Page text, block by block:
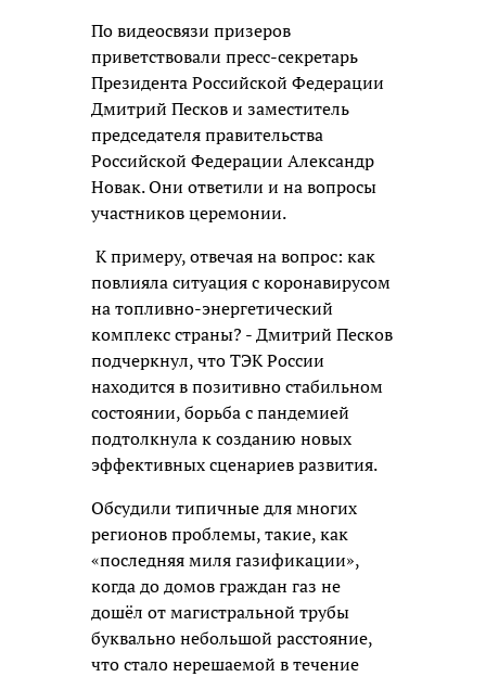
По видеосвязи призеров
приветствовали пресс-секретарь
Президента Российской Федерации
Дмитрий Песков и заместитель
председателя правительства
Российской Федерации Александр
Новак. Они ответили и на вопросы
участников церемонии.
К примеру, отвечая на вопрос: как
повлияла ситуация с коронавирусом
на топливно-энергетический
комплекс страны? - Дмитрий Песков
подчеркнул, что ТЭК России
находится в позитивно стабильном
состоянии, борьба с пандемией
подтолкнула к созданию новых
эффективных сценариев развития.
Обсудили типичные для многих
регионов проблемы, такие, как
«последняя миля газификации»,
когда до домов граждан газ не
дошёл от магистральной трубы
буквально небольшой расстояние,
что стало нерешаемой в течение